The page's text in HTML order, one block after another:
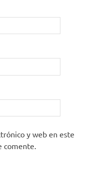
y web en este
comente.